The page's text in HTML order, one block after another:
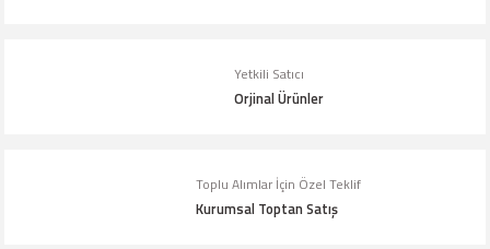
Ürün açıklamasında eksik bilgiler bulunuyor.
Ürün bilgilerinde hatalar bulunuyor.
Yetkili Satıcı
Orjinal Ürünler
Toplu Alımlar İçin Özel Teklif
Kurumsal Toptan Satış